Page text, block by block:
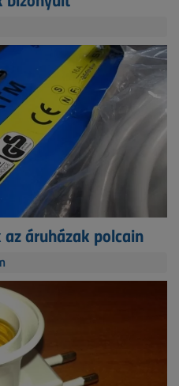
áruházak polcain